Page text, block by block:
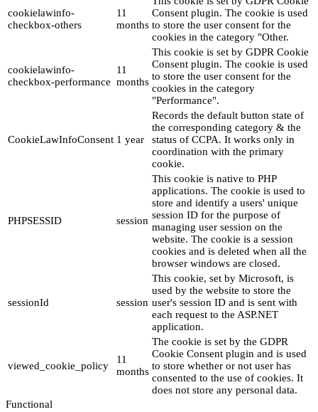
cookielawinfo-
checkbox-others
11
months
Consent plugin. The cookie is used
to store the user consent for the
cookies in the category "Other.
cookielawinfo-
checkbox-performance
11
months
This cookie is set by GDPR Cookie
Consent plugin. The cookie is used
to store the user consent for the
cookies in the category
"Performance".
CookieLawInfoConsent 1 year
Records the default button state of
the corresponding category & the
status of CCPA. It works only in
coordination with the primary
cookie.
PHPSESSID session
This cookie is native to PHP
applications. The cookie is used to
store and identify a users' unique
session ID for the purpose of
managing user session on the
website. The cookie is a session
cookies and is deleted when all the
browser windows are closed.
sessionId session
This cookie, set by Microsoft, is
used by the website to store the
user's session ID and is sent with
each request to the ASP.NET
application.
viewed_cookie_policy
11
months
The cookie is set by the GDPR
Cookie Consent plugin and is used
to store whether or not user has
consented to the use of cookies. It
does not store any personal data.
Functional